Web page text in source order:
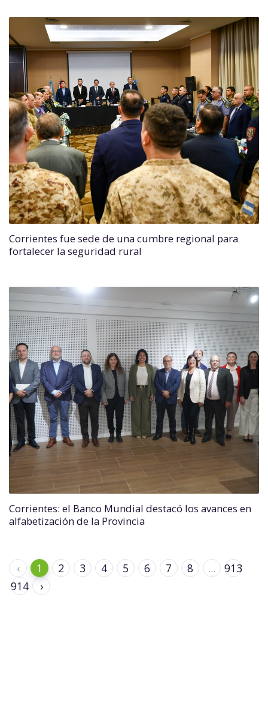
Corrientes fue sede de una cumbre regional para
fortalecer la seguridad rural
Corrientes: el Banco Mundial destacó los avances en
alfabetización de la Provincia
‹ 1 2 3 4 5 6 7 8 ...
913
914
›